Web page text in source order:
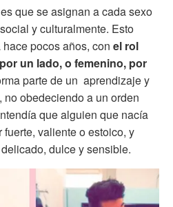
que se asignan a cada sexo
y culturalmente. Esto
pocos años, con el rol
un lado, o femenino, por
parte de un aprendizaje y
obedeciendo a un orden
que alguien que nacía
valiente o estoico, y
dulce y sensible.